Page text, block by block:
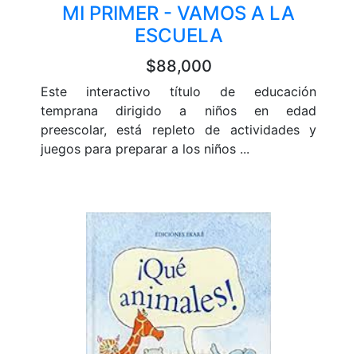
MI PRIMER - VAMOS A LA
ESCUELA
$88,000
Este interactivo título de educación
temprana dirigido a niños en edad
preescolar, está repleto de actividades y
juegos para preparar a los niños ...